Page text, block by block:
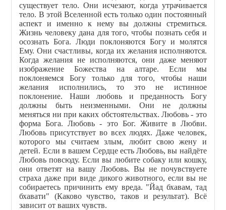
существует тело. Они исчезают, когда утрачивается
тело. В этой Вселенной есть только один постоянный
аспект и именно к нему вы должны стремиться.
Жизнь человеку дана для того, чтобы познать себя и
осознать Бога. Люди поклоняются Богу и молятся
Ему. Они счастливы, когда их желания исполняются.
Когда желания не исполняются, они даже меняют
изображение Божества на алтаре. Если мы
поклоняемся Богу только для того, чтобы наши
желания исполнились, то это не истинное
поклонение. Наши любовь и преданность Богу
должны быть неизменными. Они не должны
меняться ни при каких обстоятельствах. Любовь - это
форма Бога. Любовь - это Бог. Живите в Любви.
Любовь присутствует во всех людях. Даже человек,
которого мы считаем злым, любит свою жену и
детей. Если в вашем Сердце есть Любовь, вы найдёте
Любовь повсюду. Если вы любите собаку или кошку,
они ответят на вашу Любовь. Вы не почувствуете
страха даже при виде дикого животного, если вы не
собираетесь причинить ему вреда. "Йад бхавам, тад
бхавати" (Каково чувство, таков и результат). Всё
зависит от ваших чувств.